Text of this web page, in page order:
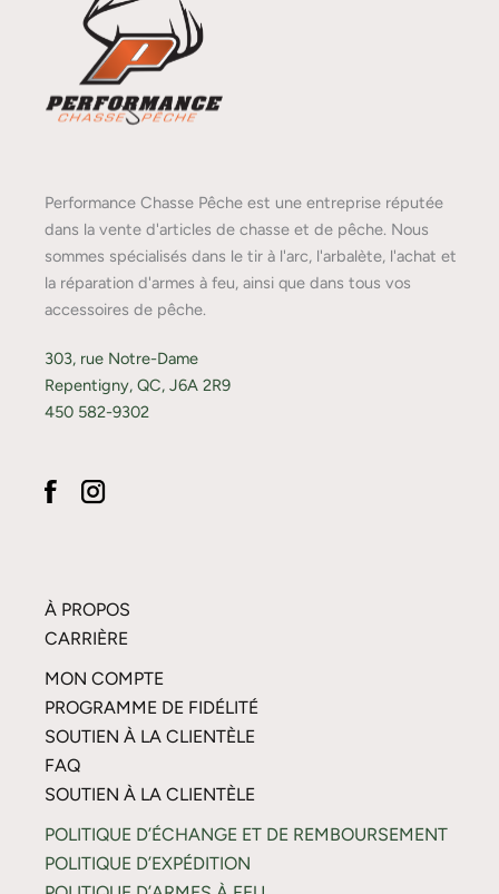
Performance Chasse Pêche est une entreprise réputée
dans la vente d'articles de chasse et de pêche. Nous
sommes spécialisés dans le tir à l'arc, l'arbalète, l'achat et
la réparation d'armes à feu, ainsi que dans tous vos
accessoires de pêche.
303, rue Notre-Dame
Repentigny, QC, J6A 2R9
450 582-9302
À PROPOS
CARRIÈRE
MON COMPTE
PROGRAMME DE FIDÉLITÉ
SOUTIEN À LA CLIENTÈLE
FAQ
SOUTIEN À LA CLIENTÈLE
POLITIQUE D’ÉCHANGE ET DE REMBOURSEMENT
POLITIQUE D’EXPÉDITION